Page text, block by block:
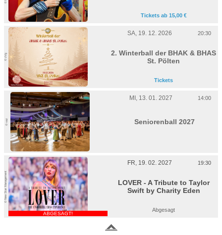
Tickets ab 15,00 €
© zVg
SA, 19. 12. 2026 20:30
2. Winterball der BHAK & BHAS
St. Pölten
Tickets
© vaz
MI, 13. 01. 2027 14:00
Seniorenball 2027
© New Star Management
ABGESAGT!
FR, 19. 02. 2027 19:30
LOVER - A Tribute to Taylor
Swift by Charity Eden
Abgesagt